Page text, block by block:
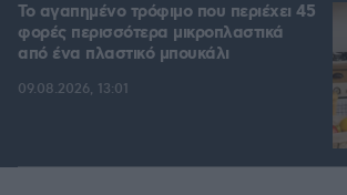
Το αγαπημένο τρόφιμο που περιέχει 45
φορές περισσότερα μικροπλαστικά
από ένα πλαστικό μπουκάλι
09.08.2026, 13:01